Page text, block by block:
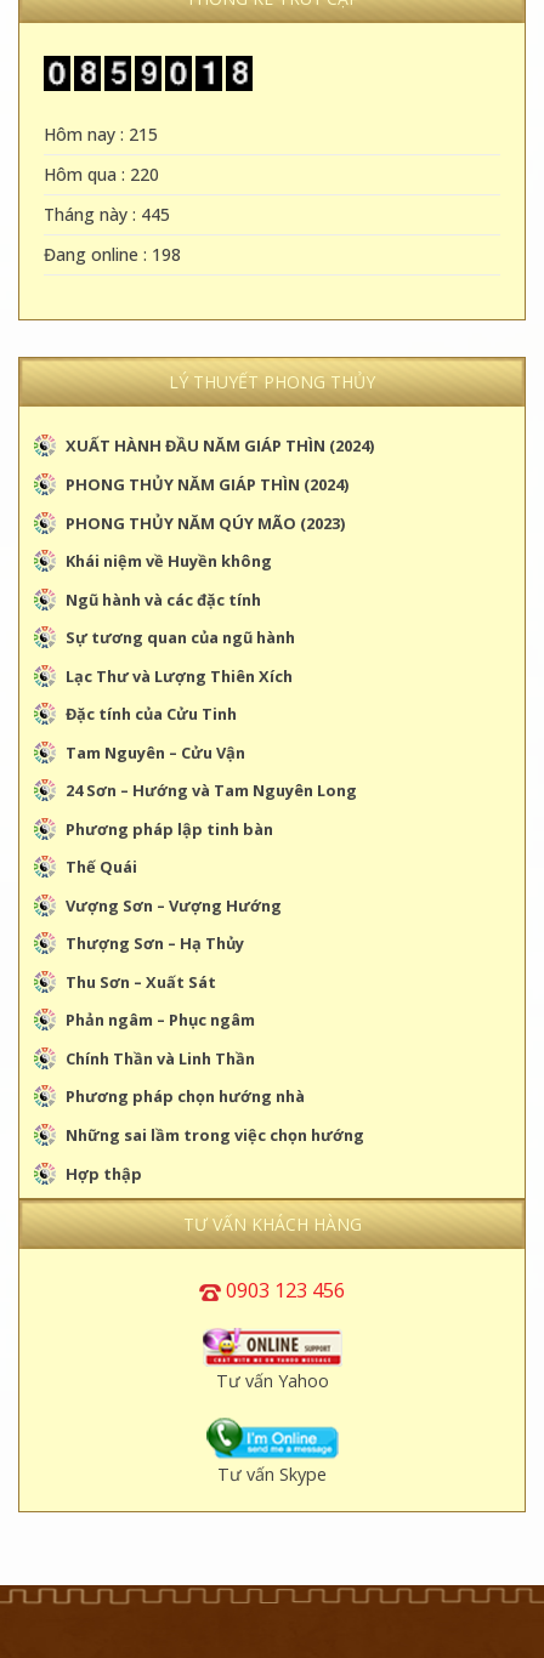
Hôm qua : 220
Tháng này : 445
LÝ THUYẾT PHONG THỦY
PHONG THỦY NĂM QÚY MÃO (2023)
Khái niệm về Huyền không
Ngũ hành và các đặc tính
Sự tương quan của ngũ hành
Lạc Thư và Lượng Thiên Xích
Đặc tính của Cửu Tinh
Tam Nguyên – Cửu Vận
24 Sơn – Hướng và Tam Nguyên Long
Phương pháp lập tinh bàn
Thế Quái
Vượng Sơn – Vượng Hướng
Thượng Sơn – Hạ Thủy
Thu Sơn – Xuất Sát
Phản ngâm – Phục ngâm
Chính Thần và Linh Thần
Phương pháp chọn hướng nhà
Những sai lầm trong việc chọn hướng
Hợp thập
TƯ VẤN KHÁCH HÀNG
0903 123 456
Tư vấn Yahoo
Tư vấn Skype